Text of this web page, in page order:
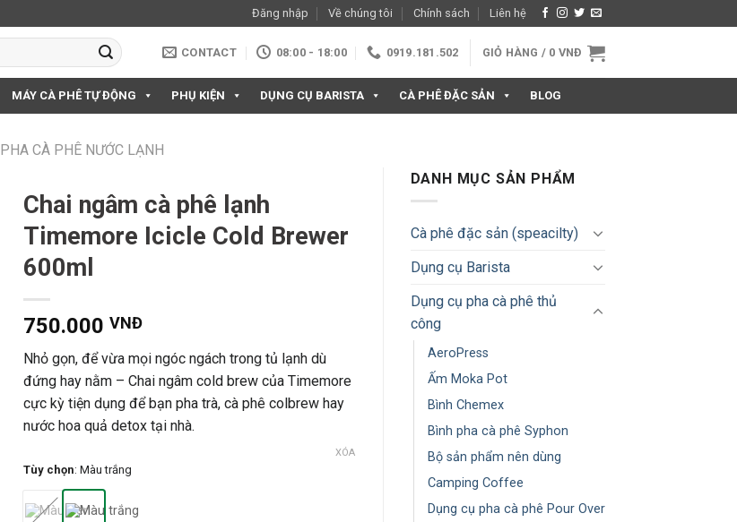
Đăng nhập Về chúng tôi Chính sách Liên hệ
CONTACT 08:00 - 18:00 0919.181.502 GIỎ HÀNG / 0 VNĐ
MÁY CÀ PHÊ TỰ ĐỘNG PHỤ KIỆN DỤNG CỤ BARISTA CÀ PHÊ ĐẶC SẢN BLOG
PHA CÀ PHÊ NƯỚC LẠNH
DANH MỤC SẢN PHẨM
Cà phê đặc sản (speacilty)
Dụng cụ Barista
Dụng cụ pha cà phê thủ
công
AeroPress
Ấm Moka Pot
Bình Chemex
Bình pha cà phê Syphon
Bộ sản phẩm nên dùng
Camping Coffee
Dụng cụ pha cà phê Pour Over
Chai ngâm cà phê lạnh
Timemore Icicle Cold Brewer
600ml
750.000 VNĐ
Nhỏ gọn, để vừa mọi ngóc ngách trong tủ lạnh dù
đứng hay nằm – Chai ngâm cold brew của Timemore
cực kỳ tiện dụng để bạn pha trà, cà phê colbrew hay
nước hoa quả detox tại nhà.
Tùy chọn: Màu trắng
XÓA